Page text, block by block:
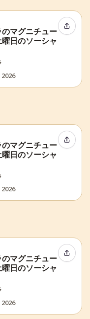
マグニチュー
日のソーシャ
イベン
マグニチュー
日のソーシャ
イベン
マグニチュー
日のソーシャ
イベン